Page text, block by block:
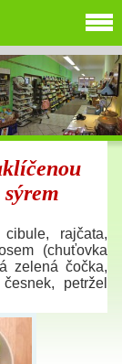
rajčata,
(chuťovka
zelená čočka,
petržel